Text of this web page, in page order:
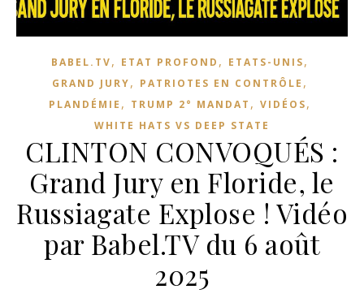
BABEL.TV, ETAT PROFOND , ETATS-UNIS,
GRAND JURY, PATRIOTES EN CONTRÔLE ,
PLANDÉMIE , TRUMP 2° MANDAT , VIDÉOS,
WHITE HATS VS DEEP STATE
CLINTON CONVOQUÉS :
Grand Jury en Floride, le
Russiagate Explose ! Vidéo
par Babel.TV du 6 août
2025